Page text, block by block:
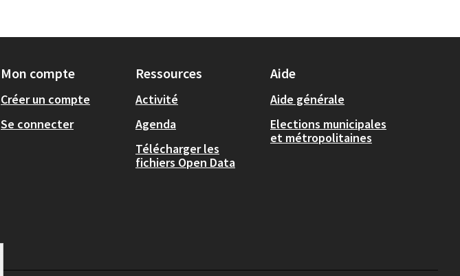
Mon compte
Créer un compte
Se connecter
Ressources
Activité
Agenda
Télécharger les
fichiers Open Data
Aide
Aide générale
Elections municipales
et métropolitaines